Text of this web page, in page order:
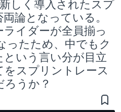
新しく導入されたスプ
論となっている。
イダーが全員揃っ
ったため、中でもク
いう言い分が目立
スプリントレース
うか？